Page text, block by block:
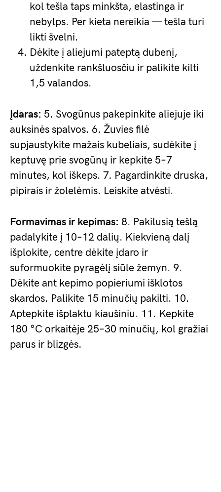
kol tešla taps minkšta, elastinga ir
nebylps. Per kieta nereikia — tešla turi
likti švelni.
Dėkite į aliejumi pateptą dubenį,
uždenkite rankšluosčiu ir palikite kilti
1,5 valandos.
Įdaras: 5. Svogūnus pakepinkite aliejuje iki
auksinės spalvos. 6. Žuvies filė
supjaustykite mažais kubeliais, sudėkite į
keptuvę prie svogūnų ir kepkite 5–7
minutes, kol iškeps. 7. Pagardinkite druska,
pipirais ir žolelėmis. Leiskite atvėsti.
Formavimas ir kepimas: 8. Pakilusią tešlą
padalykite į 10–12 dalių. Kiekvieną dalį
išplokite, centre dėkite įdaro ir
suformuokite pyragėlį siūle žemyn. 9.
Dėkite ant kepimo popieriumi išklotos
skardos. Palikite 15 minučių pakilti. 10.
Aptepkite išplaktu kiaušiniu. 11. Kepkite
180 °C orkaitėje 25–30 minučių, kol gražiai
parus ir blizgės.